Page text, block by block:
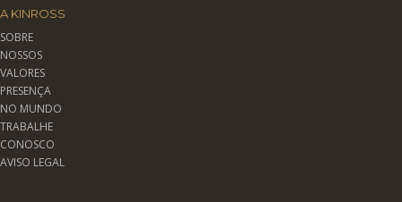
A KINROSS
SOBRE
NOSSOS
VALORES
PRESENÇA
NO MUNDO
TRABALHE
CONOSCO
AVISO LEGAL